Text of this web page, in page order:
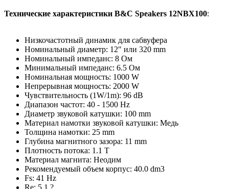
Технические характеристики B&C Speakers 12NBX100:
Низкочастотный динамик для сабвуфера
Номинальный диаметр: 12" или 320 mm
Номинальный импеданс: 8 Ом
Минимальный импеданс: 6.5 Ом
Номинальная мощность: 1000 W
Непрерывная мощность: 2000 W
Чувствительность (1W/1m): 96 dB
Диапазон частот: 40 - 1500 Hz
Диаметр звуковой катушки: 100 mm
Материал намотки звуковой катушки: Медь
Толщина намотки: 25 mm
Глубина магнитного зазора: 11 mm
Плотность потока: 1.1 T
Материал магнита: Неодим
Рекомендуемый объем корпус: 40.0 dm3
Fs: 41 Hz
Re: 5.1 ?